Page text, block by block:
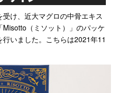
け、近大マグロの中骨エキス
（ミソット）」のパッケ
いました。こちらは2021年11